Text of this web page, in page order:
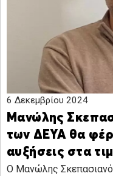
6 Δεκεμβρίου 2024
Μανώλης
των ΔΕΥΑ θα
αυξήσεις στα
Ο Μανώλης